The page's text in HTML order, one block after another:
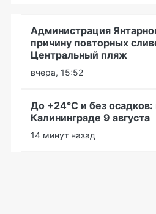
Администрация
причину повторных
Центральный пляж
вчера, 15:52
До +24°С и без осадков:
Калининграде 9 августа
14 минут назад